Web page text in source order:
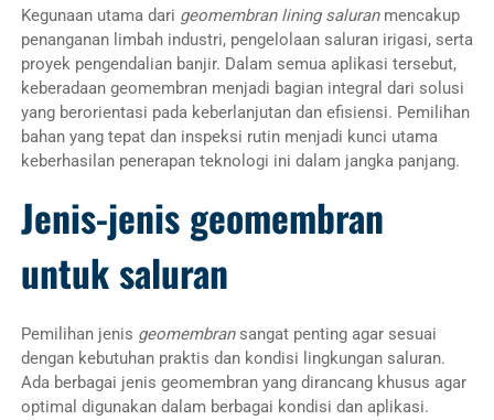
Kegunaan utama dari geomembran lining saluranmencakup
penanganan limbah industri, pengelolaan saluran irigasi, serta
proyek pengendalian banjir. Dalam semua aplikasi tersebut,
keberadaan geomembran menjadi bagian integral dari solusi
yang berorientasi pada keberlanjutan dan efisiensi. Pemilihan
bahan yang tepat dan inspeksi rutin menjadi kunci utama
keberhasilan penerapan teknologi ini dalam jangka panjang.
Jenis-jenis geomembran
untuk saluran
Pemilihan jenis geomembransangat penting agar sesuai
dengan kebutuhan praktis dan kondisi lingkungan saluran.
Ada berbagai jenis geomembran yang dirancang khusus agar
optimal digunakan dalam berbagai kondisi dan aplikasi.